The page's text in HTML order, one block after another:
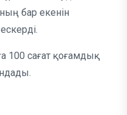
бар екенін
100 сағат қоғамдық